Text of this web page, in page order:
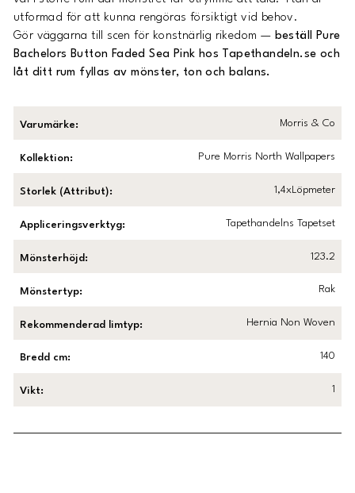
utformad för att kunna rengöras försiktigt vid behov.
Gör väggarna till scen för konstnärlig rikedom — beställ Pure
Bachelors Button Faded Sea Pink hos Tapethandeln.se och
låt ditt rum fyllas av mönster, ton och balans.
Varumärke: Morris & Co
Kollektion: Pure Morris North Wallpapers
Storlek (Attribut): 1,4xLöpmeter
Appliceringsverktyg: Tapethandelns Tapetset
Mönsterhöjd : 123.2
Mönstertyp: Rak
Rekommenderad limtyp: Hernia Non Woven
Bredd cm: 140
Vikt: 1